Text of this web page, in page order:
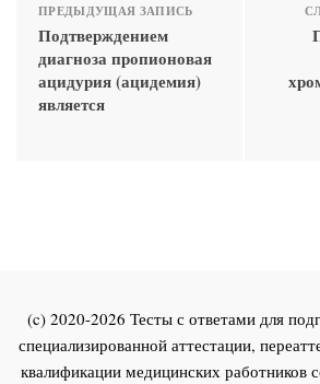
ПРЕДЫДУЩАЯ ЗАПИСЬ
Подтверждением
диагноза пропионовая
ацидурия (ацидемия)
является
(c) 2020-2026 Тесты с ответами для
специализированной аттестации,
квалификации медицинских работников